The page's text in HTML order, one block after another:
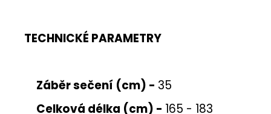
TECHNICKÉ PARAMETRY
Záběr sečení (cm) - 35
Celková délka (cm) - 165 - 183